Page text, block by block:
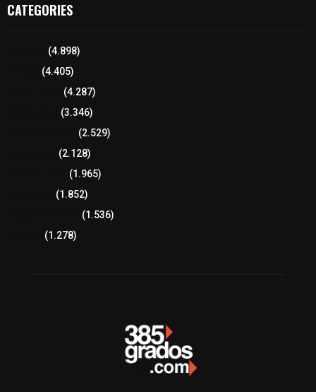
CATEGORIES
(4.898)
(4.405)
(4.287)
(3.346)
(2.529)
(2.128)
(1.965)
(1.852)
(1.536)
(1.278)